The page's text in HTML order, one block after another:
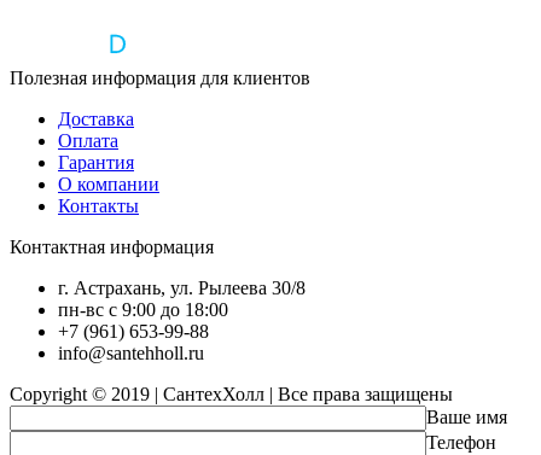
Полезная информация для клиентов
Доставка
Оплата
Гарантия
О компании
Контакты
Контактная информация
г. Астрахань, ул. Рылеева 30/8
пн-вс с 9:00 до 18:00
+7 (961) 653-99-88
info@santehholl.ru
Copyright © 2019 | СантехХолл | Все права защищены
Ваше имя
Телефон